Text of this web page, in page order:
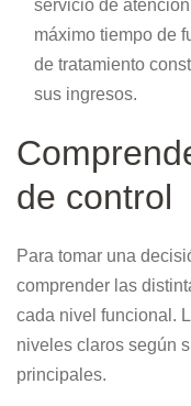
servicio de
máximo tiempo de
de tratamiento
sus ingresos.
de control
Para tomar una
comprender las
cada nivel funcional.
niveles claros según
principales.